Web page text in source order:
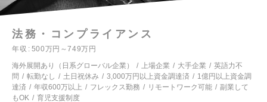
法務・コンプライアンス
年収
500万円～749万円
海外展開あり（日系グローバル企業）
上場企業 大手企業
英語力不
問
転勤なし 土日祝休み 3,000万円以上資金調達済
1億円以上資金調
達済
年収600万以上 フレックス勤務 リモートワーク可能
副業して
もOK
育児支援制度